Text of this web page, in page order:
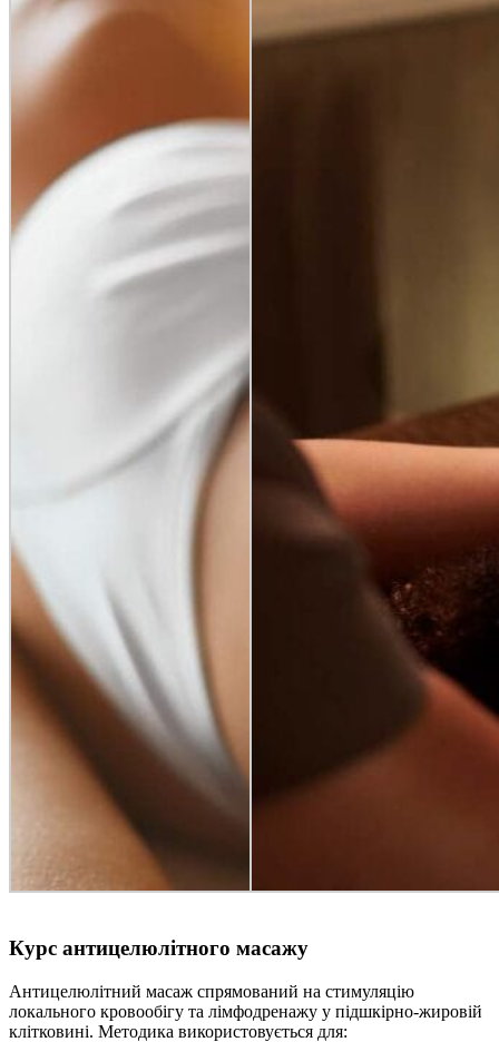
Курс антицелюлітного масажу
Антицелюлітний масаж спрямований на стимуляцію
локального кровообігу та лімфодренажу у підшкірно-жировій
клітковині. Методика використовується для: